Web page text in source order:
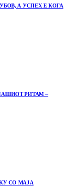
А УСПЕХ Е КОГА
РИТАМ –
СО МАЈА